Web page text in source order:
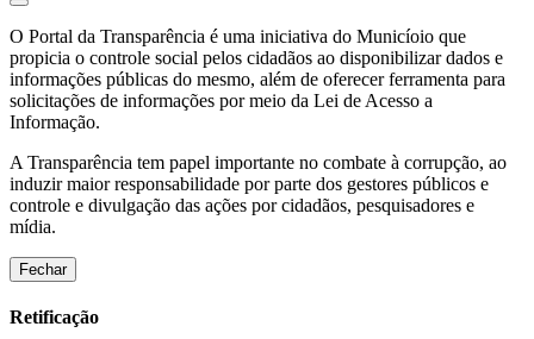
O Portal da Transparência é uma iniciativa do Municíoio que
propicia o controle social pelos cidadãos ao disponibilizar dados e
informações públicas do mesmo, além de oferecer ferramenta para
solicitações de informações por meio da Lei de Acesso a
Informação.
A Transparência tem papel importante no combate à corrupção, ao
induzir maior responsabilidade por parte dos gestores públicos e
controle e divulgação das ações por cidadãos, pesquisadores e
mídia.
Fechar
Retificação